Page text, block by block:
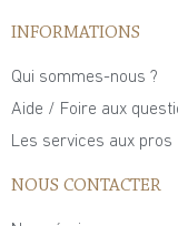
INFORMATIONS
Qui sommes-nous ?
Aide / Foire aux
Les services aux pros
NOUS CONTACTER